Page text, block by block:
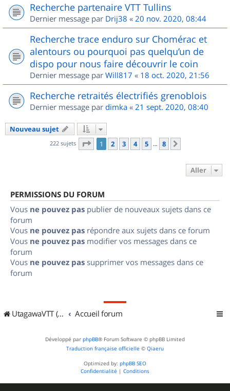
Recherche partenaire VTT Tullins
Dernier message par Drij38 « 20 nov. 2020, 08:44
Recherche trace enduro sur Chomérac et
alentours ou pourquoi pas quelqu’un de
dispo pour nous faire découvrir le coin
Dernier message par Will817 « 18 oct. 2020, 21:56
Recherche retraités électrifiés grenoblois
Dernier message par dimka « 21 sept. 2020, 08:40
Nouveau sujet
222 sujets Page 1sur
1 2 3 4 5 … 8
Aller
PERMISSIONS DU FORUM
Vous ne pouvez pas publier de nouveaux sujets dans ce
forum
Vous ne pouvez pas répondre aux sujets dans ce forum
Vous ne pouvez pas modifier vos messages dans ce
forum
Vous ne pouvez pas supprimer vos messages dans ce
forum
UtagawaVTT (Randos VTT et VTTAE avec traces GPS) Accueil forum
Développé par phpBB® Forum Software © phpBB Limited
Traduction française officielle © Qiaeru
Optimized by: phpBB SEO
Confidentialité | Conditions